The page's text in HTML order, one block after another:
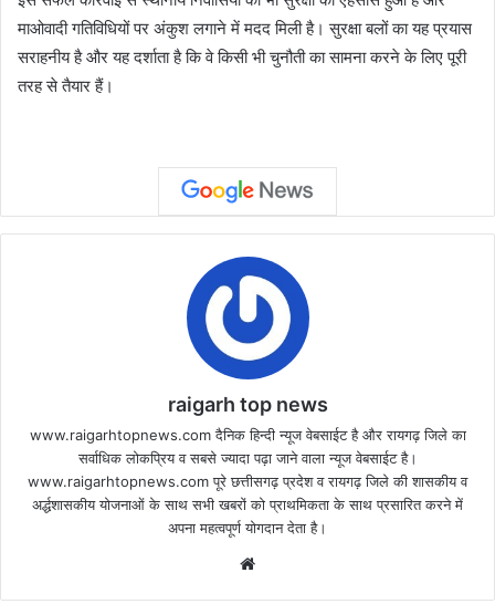
माओवादी गतिविधियों पर अंकुश लगाने में मदद मिली है। सुरक्षा बलों का यह प्रयास
सराहनीय है और यह दर्शाता है कि वे किसी भी चुनौती का सामना करने के लिए पूरी
तरह से तैयार हैं।
raigarh top news
www.raigarhtopnews.com दैनिक हिन्दी न्यूज वेबसाईट है और रायगढ़ जिले का
सर्वाधिक लोकप्रिय व सबसे ज्यादा पढ़ा जाने वाला न्यूज वेबसाईट है।
www.raigarhtopnews.com पूरे छत्तीसगढ़ प्रदेश व रायगढ़ जिले की शासकीय व
अर्द्धशासकीय योजनाओं के साथ सभी खबरों को प्राथमिकता के साथ प्रसारित करने में
अपना महत्वपूर्ण योगदान देता है।